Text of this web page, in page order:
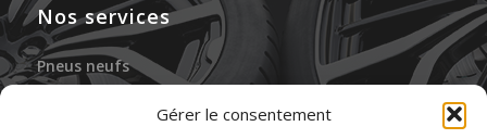
Gérer le consentement
Nos services
Pneus neufs